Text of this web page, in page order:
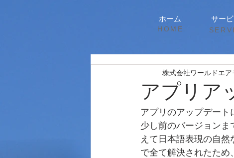
ホーム サー
HOME
アプリア
株式会社ワールドエア
アプリのアップデート
少し前のバージョンま
えて日本語表現の自
で全て解決されたため